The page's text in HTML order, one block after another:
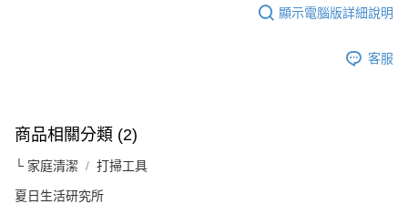
４．使用「AFTEE先享後付」時，將依據個別帳號之用戶狀況，依本公司即
時審查核予不同之上限額度；若仍有額度不足之情形，本公司將視審查結果
５．嚴禁一人註冊多個帳號或使用他人資訊註冊。若發現惡意使用之情形，
顯示電腦版詳細說明
客服
商品相關分類 (2)
└ 家庭清潔 打掃工具
夏日生活研究所